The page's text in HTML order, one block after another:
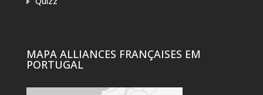
MAPA ALLIANCES FRANÇAISES EM
PORTUGAL